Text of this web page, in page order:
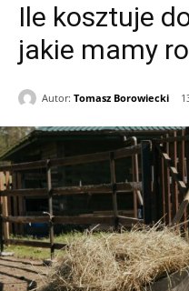
Ile kosztuje
jakie mamy
Autor: Tomasz Borowiecki